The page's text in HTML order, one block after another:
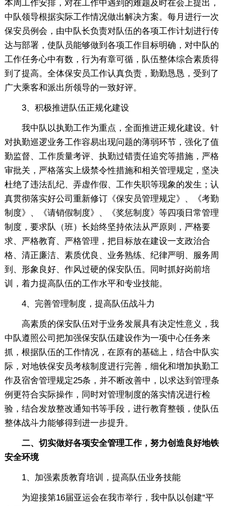
本周工作安排，对在工作中遇到的难题及时在会上提出，
中队领导根据实际工作情况做出解决方案。每月进行一次
保安员例会，由中队长负责对队伍的各项工作计划进行传
达与部署，使队员能够做到各项工作目标明确，对中队的
工作任务心中有数，行为有章可循，队伍整体综合素质得
到了提高。全体保安员工作认真负责，勤勤恳恳，受到了
广大乘客和派出所领导的一致好评。
3、积极推进队伍正规化建设
我中队以执勤工作为重点，全面推进正规化建设。针
对执勤巡逻业务工作容易出现问题的薄弱环节，强化了值
勤监督、工作质量考评、执勤过错责任追究等措施，严格
审批关，严格落实上级禁令性措施和相关管理规定，坚决
杜绝了违法乱纪、弄虚作假、工作失职等现象的发生；认
真贯彻落实好公司重新修订《保安员管理规定》、《考勤
制度》、《请销假制度》、《奖惩制度》等四项日常管理
制度，要求队（班）长始终坚持依法从严原则，严格要
求、严格教育、严格管理，把目标放在建设一支政治合
格、清正廉洁、素质优良、业务熟练、纪律严明、服务周
到、形象良好、作风过硬的保安队伍。同时抓好岗前培
训，着力提高队伍的工作水平和专业技能。
4、完善管理制度，提高队伍战斗力
高素质的保安队伍对于业务发展具有决定性意义，我
中队遵照公司把加强保安队伍建设作为一项中心任务来
抓，根据队伍的工作情况，在原有的基础上，结合中队实
际，对地铁保安员考核制度进行完善，细化和增加执勤工
作及宿舍管理规定25条，并不断改善中，以求达到管理条
例更符合实际操作，同时对管理制度的落实情况进行检
验，结合发放整改通知书等手段，进行教育整顿，使队伍
整体战斗力能够得到进一步提升。
二、切实做好各项安全管理工作，努力创造良好地铁
安全环境
1、加强素质教育培训，提高队伍业务技能
为迎接第16届亚运会在我市举行，我中队以创建“平